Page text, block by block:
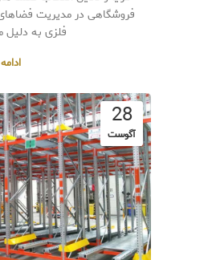
فروشگاهی در مدیریت
فلزی به دلیل
28
آگوست